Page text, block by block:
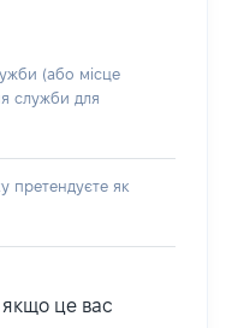
(або місце
служби для
претендуєте як
якщо це вас